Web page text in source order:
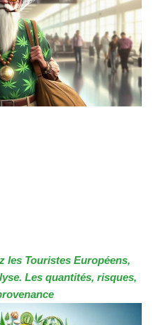
les Touristes Européens,
Les quantités, risques,